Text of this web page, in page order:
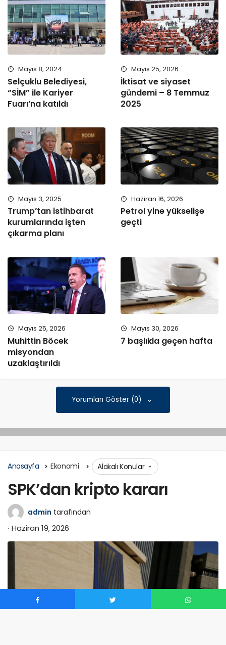
Mayıs 8, 2024
Selçuklu Belediyesi,
“SİM” ile Kariyer
Fuarı’na katıldı
Mayıs 25, 2026
İktisat ve siyaset
gündemi – 8 Temmuz
2025
Mayıs 3, 2025
Trump’tan istihbarat
kurumlarında işten
çıkarma planı
Haziran 16, 2026
Petrol yine yükselişe
geçti
Mayıs 25, 2026
Muhittin Böcek
misyondan
uzaklaştırıldı
Mayıs 30, 2026
7 başlıkla geçen hafta
Yorumları Göster (0)
Anasayfa Ekonomi Alakalı Konular
SPK’dan kripto kararı
admin tarafından
Haziran 19, 2026